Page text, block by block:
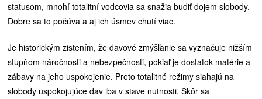
statusom, mnohí totalitní vodcovia sa snažia budiť dojem slobody.
Dobre sa to počúva a aj ich úsmev chutí viac.
Je historickým zistením, že davové zmýšľanie sa vyznačuje nižším
stupňom náročnosti a nebezpečnosti, pokiaľ je dostatok matérie a
zábavy na jeho uspokojenie. Preto totalitné režimy siahajú na
slobody uspokojujúce dav iba v stave nutnosti. Skôr sa